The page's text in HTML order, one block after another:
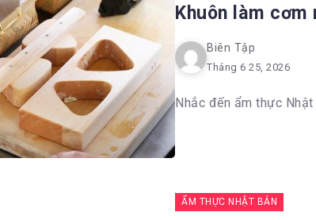
Khuôn làm cơm
Biên Tập
Tháng 6 25, 2026
Nhắc đến ẩm thực
ẨM THỰC NHẬT BẢN